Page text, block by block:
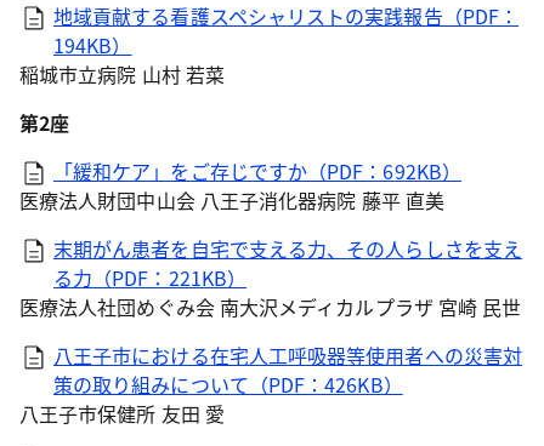
地域貢献する看護スペシャリストの実践報告（PDF：
194KB）
稲城市立病院 山村 若菜
第2座
「緩和ケア」をご存じですか（PDF：692KB）
医療法人財団中山会 八王子消化器病院 藤平 直美
末期がん患者を自宅で支える力、その人らしさを支え
る力（PDF：221KB）
医療法人社団めぐみ会 南大沢メディカルプラザ 宮崎 民世
八王子市における在宅人工呼吸器等使用者への災害対
策の取り組みについて（PDF：426KB）
八王子市保健所 友田 愛